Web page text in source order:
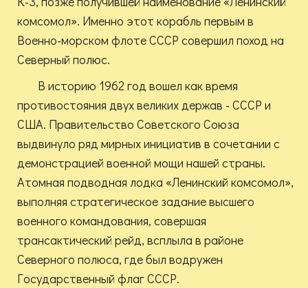
комсомол». Именно этот корабль первым в
Военно-морском флоте СССР совершил поход на
Северный полюс.
В историю 1962 год вошел как время
противостояния двух великих держав - СССР и
США. Правительство Советского Союза
выдвинуло ряд мирных инициатив в сочетании с
демонстрацией военной мощи нашей страны.
Атомная подводная лодка «Ленинский комсомол»,
выполняя стратегическое задание высшего
военного командования, совершая
трансактический рейд, всплыла в районе
Северного полюса, где был водружен
Государственный флаг СССР.